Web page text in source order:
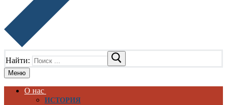
Найти:
Меню
О нас
ИСТОРИЯ